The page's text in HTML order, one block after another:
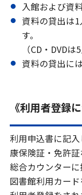
入館および資
資料の貸出は
す。
（CD・DVDは
資料の貸出に
《利用者登録
利用申込書に記
康保険証・免許
総合カウンターに
図書館利用カード